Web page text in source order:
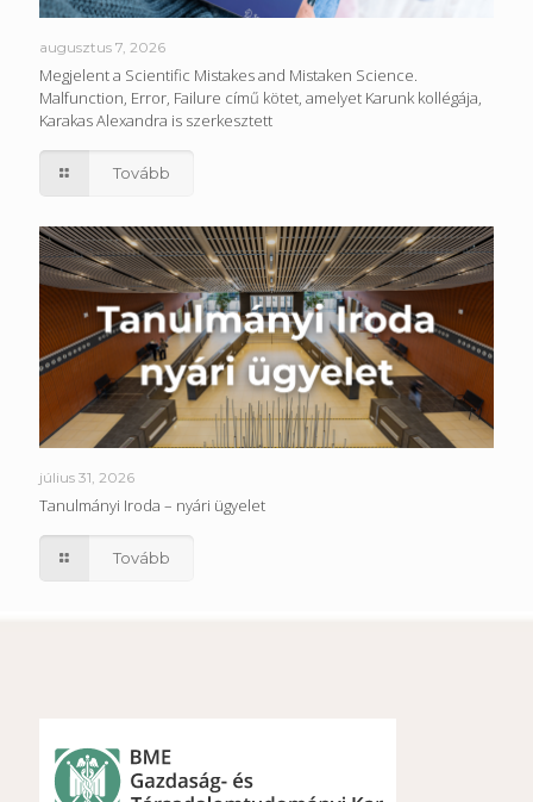
augusztus 7, 2026
Megjelent a Scientific Mistakes and Mistaken Science.
Malfunction, Error, Failure című kötet, amelyet Karunk kollégája,
Karakas Alexandra is szerkesztett
Tovább
július 31, 2026
Tanulmányi Iroda – nyári ügyelet
Tovább